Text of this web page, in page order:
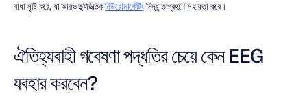
বাধা সৃষ্টি করে, যা আরও তথ্যভিত্তিক নিউরোমার্কেটিং সিদ্ধান্ত গ্রহণে সহায়তা করে।
ঐতিহ্যবাহী গবেষণা পদ্ধতির চেয়ে কেন EEG
ব্যবহার করবেন?